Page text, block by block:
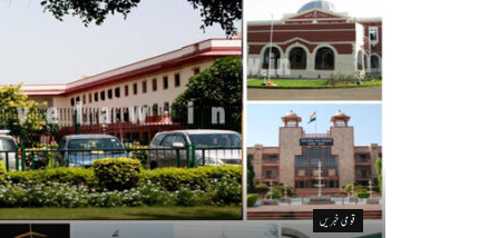
قومی خبریں